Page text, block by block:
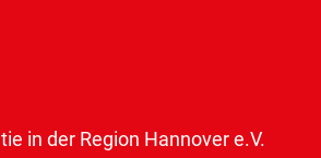
in der Region Hannover e.V.